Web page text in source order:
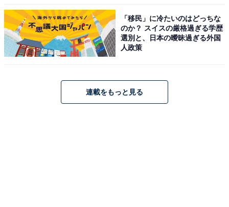
・
「最もイケメンだと思う」若手ジャニーズランキング！
3位 目黒蓮、2位 山田涼介、1位は？
・
「山下智久」、2位「佐藤健」に続く1位は、“国宝級”イ
「移民」に冷たいのはどっちな
のか？ スイスの厳格過ぎる学歴
選別と、日本の曖昧過ぎる外国
人政策
連載をもっと見る